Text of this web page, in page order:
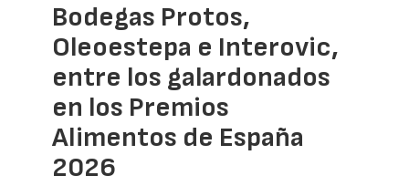
Bodegas Protos,
Oleoestepa e Interovic,
entre los galardonados
en los Premios
Alimentos de España
2026